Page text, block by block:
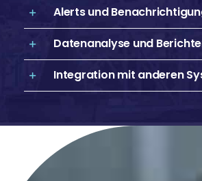
Alerts und
Datenanalyse und
Integration mit anderen